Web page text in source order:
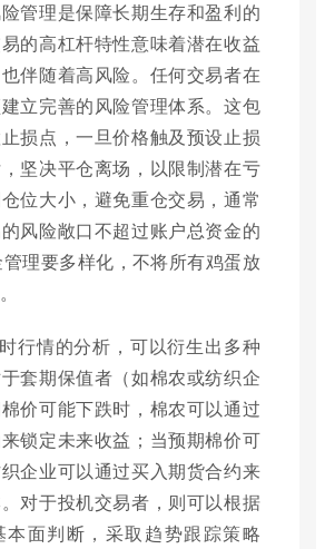
管理是保障长期生存和盈利的
的高杠杆特性意味着潜在收益
伴随着高风险。任何交易者在
立完善的风险管理体系。这包
损点，一旦价格触及预设止损
坚决平仓离场，以限制潜在亏
位大小，避免重仓交易，通常
风险敞口不超过账户总资金的
理要多样化，不将所有鸡蛋放
行情的分析，可以衍生出多种
套期保值者（如棉农或纺织企
价可能下跌时，棉农可以通过
锁定未来收益；当预期棉价可
企业可以通过买入期货合约来
对于投机交易者，则可以根据
本面判断，采取趋势跟踪策略